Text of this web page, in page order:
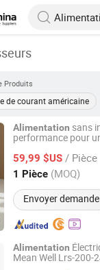
Produits
de courant américaine
Alimentation sans
performance pour
59,99 $US / Pièce
1 Pièce (MOQ)
Envoyer demande
Co., Ltd.
Depuis
Alimentation
Mean Well Lrs-200-
Ltd.